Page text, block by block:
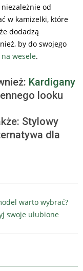
od
w kamizelki, które
dodadzą
by do swojego
wesele.
Kardigany
looku
Stylowy
dla
warto wybrać?
swoje ulubione